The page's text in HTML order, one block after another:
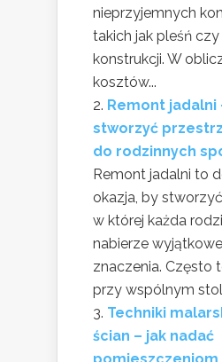
nieprzyjemnych
takich jak pleśń
konstrukcji. W
kosztów...
Remont jadalni
stworzyć
do rodzinnych
Remont jadalni to
okazja, by
w której każda
nabierze
znaczenia. Często
przy wspólnym
Techniki
ścian – jak nadać